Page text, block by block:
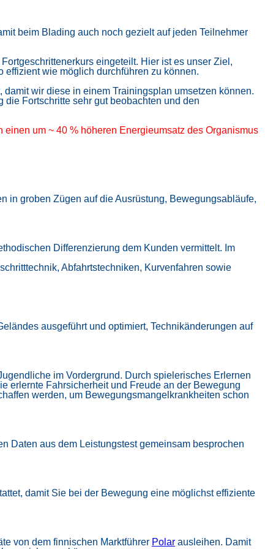
beim Blading auch noch gezielt auf jeden Teilnehmer
eingeteilt. Hier ist es unser Ziel,
effizient wie möglich durchführen zu können.
damit wir diese in einem Trainingsplan umsetzen können.
Fortschritte sehr gut beobachten und den
einen um ~ 40 % höheren Energieumsatz des Organismus
in groben Zügen auf die Ausrüstung, Bewegungsabläufe,
Differenzierung dem Kunden vermittelt. Im
Abfahrtstechniken, Kurvenfahren sowie
ausgeführt und optimiert, Technikänderungen auf
im Vordergrund. Durch spielerisches Erlernen
erlernte Fahrsicherheit und Freude an der Bewegung
werden, um Bewegungsmangelkrankheiten schon
Daten aus dem Leistungstest gemeinsam besprochen
damit Sie bei der Bewegung eine möglichst effiziente
von dem finnischen Marktführer Polar ausleihen. Damit